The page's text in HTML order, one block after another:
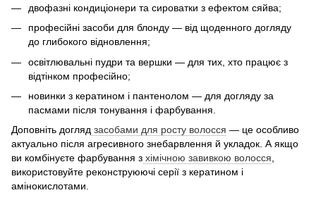
двофазні кондиціонери та сироватки з ефектом сяйва;
професійні засоби для блонду — від щоденного догляду
до глибокого відновлення;
освітлювальні пудри та вершки — для тих, хто працює з
відтінком професійно;
новинки з кератином і пантенолом — для догляду за
пасмами після тонування і фарбування.
Доповніть догляд засобами для росту волосся — це особливо
актуально після агресивного знебарвлення й укладок. А якщо
ви комбінуєте фарбування з хімічною завивкою волосся,
використовуйте реконструюючі серії з кератином і
амінокислотами.